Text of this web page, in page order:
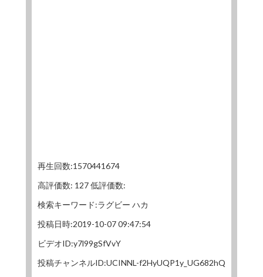
再生回数:1570441674
高評価数: 127 低評価数:
検索キーワード:ラグビー ハカ
投稿日時:2019-10-07 09:47:54
ビデオID:y7l99gSfVvY
投稿チャンネルID:UCINNL-f2HyUQP1y_UG682hQ